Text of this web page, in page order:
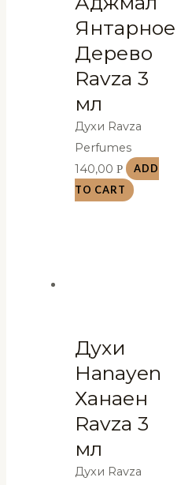
Янтарное
Дерево
Ravza 3
мл
Духи Ravza
Perfumes
140,00Р
ADD
TO CART
Духи
Hanayen
Ханаен
Ravza 3
мл
Духи Ravza